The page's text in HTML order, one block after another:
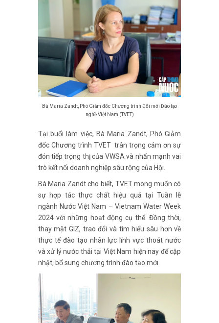
Bà Maria Zandt, Phó Giảm đốc Chương trình Đổi mới Đào tạo
nghề Việt Nam (TVET)
Tại buổi làm việc, Bà Maria Zandt, Phó Giảm
đốc Chương trình TVET trân trọng cảm ơn sự
đón tiếp trọng thị của VWSA và nhấn mạnh vai
trò kết nối doanh nghiệp sâu rộng của Hội.
Bà Maria Zandt cho biết, TVET mong muốn có
sự hợp tác thực chất hiệu quả tại Tuần lễ
ngành Nước Việt Nam – Vietnam Water Week
2024 với những hoạt động cụ thể. Đồng thời,
thay mặt GIZ, trao đổi và tìm hiểu sâu hơn về
thực tế đào tạo nhân lực lĩnh vực thoát nước
và xử lý nước thải tại Việt Nam hiện nay để cập
nhật, bổ sung chương trình đào tạo mới.